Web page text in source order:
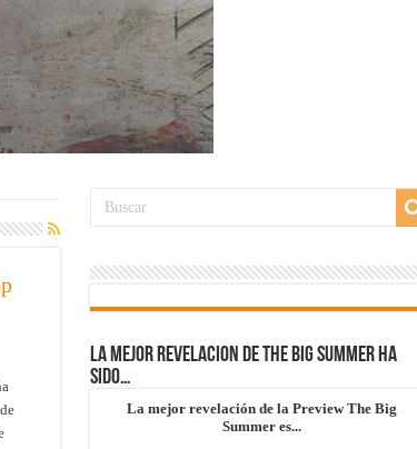
La mejor revelacion de The Big Summer ha
sido…
La mejor revelación de la Preview The Big
Summer es...